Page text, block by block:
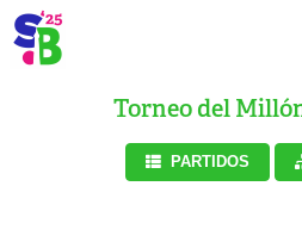
Torneo del
PARTIDOS